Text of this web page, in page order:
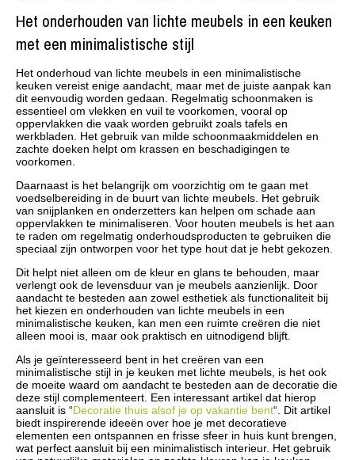
Het onderhouden van lichte meubels in een keuken
met een minimalistische stijl
Het onderhoud van lichte meubels in een minimalistische
keuken vereist enige aandacht, maar met de juiste aanpak kan
dit eenvoudig worden gedaan. Regelmatig schoonmaken is
essentieel om vlekken en vuil te voorkomen, vooral op
oppervlakken die vaak worden gebruikt zoals tafels en
werkbladen. Het gebruik van milde schoonmaakmiddelen en
zachte doeken helpt om krassen en beschadigingen te
voorkomen.
Daarnaast is het belangrijk om voorzichtig om te gaan met
voedselbereiding in de buurt van lichte meubels. Het gebruik
van snijplanken en onderzetters kan helpen om schade aan
oppervlakken te minimaliseren. Voor houten meubels is het aan
te raden om regelmatig onderhoudsproducten te gebruiken die
speciaal zijn ontworpen voor het type hout dat je hebt gekozen.
Dit helpt niet alleen om de kleur en glans te behouden, maar
verlengt ook de levensduur van je meubels aanzienlijk. Door
aandacht te besteden aan zowel esthetiek als functionaliteit bij
het kiezen en onderhouden van lichte meubels in een
minimalistische keuken, kan men een ruimte creëren die niet
alleen mooi is, maar ook praktisch en uitnodigend blijft.
Als je geïnteresseerd bent in het creëren van een
minimalistische stijl in je keuken met lichte meubels, is het ook
de moeite waard om aandacht te besteden aan de decoratie die
deze stijl complementeert. Een interessant artikel dat hierop
aansluit is “Decoratie thuis alsof je op vakantie bent“. Dit artikel
biedt inspirerende ideeën over hoe je met decoratieve
elementen een ontspannen en frisse sfeer in huis kunt brengen,
wat perfect aansluit bij een minimalistisch interieur. Het gebruik